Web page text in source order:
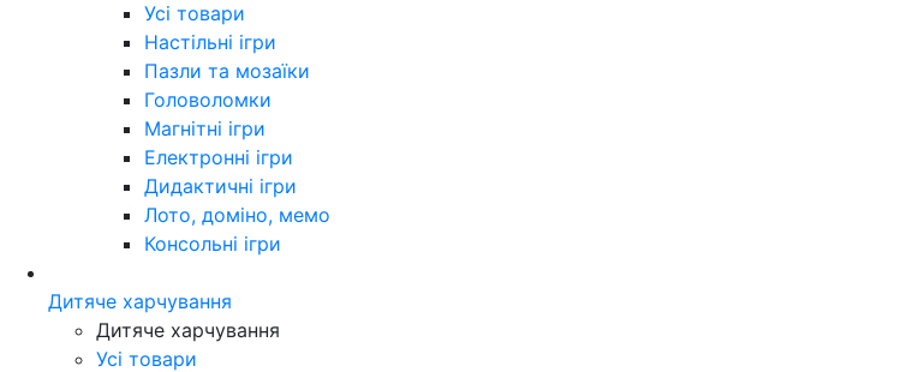
Усі товари
Настільні ігри
Пазли та мозаїки
Головоломки
Магнітні ігри
Електронні ігри
Дидактичні ігри
Лото, доміно, мемо
Консольні ігри
Дитяче харчування
Дитяче харчування
Усі товари